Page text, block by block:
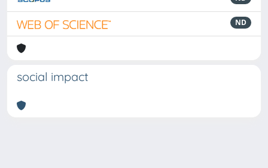
ND
social impact